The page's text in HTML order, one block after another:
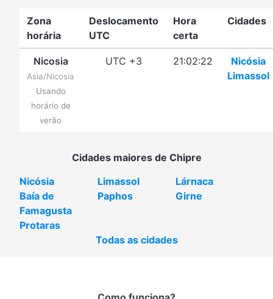
Zona
horária
Deslocamento
UTC
Hora
certa
Cidades
Nicosia
Asia/Nicosia
Usando
horário de
verão
UTC +3 21:02:22
Nicósia
Limassol
Cidades maiores de Chipre
Nicósia
Limassol
Lárnaca
Baía de
Famagusta
Paphos Girne
Protaras
Todas as cidades